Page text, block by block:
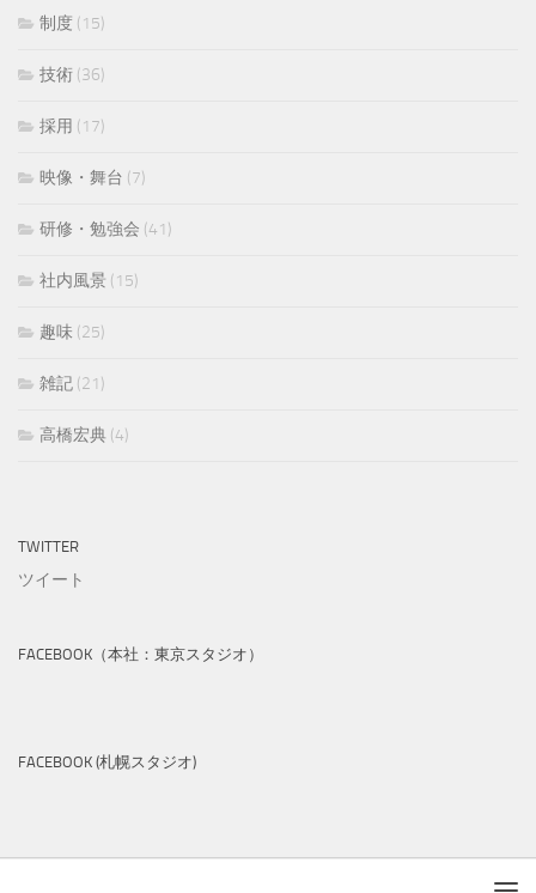
制度 (15)
技術 (36)
採用 (17)
映像・舞台 (7)
研修・勉強会 (41)
社内風景 (15)
趣味 (25)
雑記 (21)
高橋宏典 (4)
TWITTER
ツイート
FACEBOOK（本社：東京スタジオ）
FACEBOOK (札幌スタジオ)